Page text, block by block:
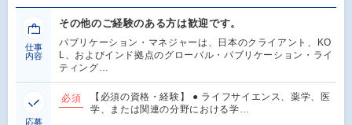
仕事
内容
その他のご経験のある方は歓迎です。
パブリケーション・マネジャーは、日本のクライアント、KO
L、およびインド拠点のグローバル・パブリケーション・ライ
ティング…
応募
必須
【必須の資格・経験】 ● ライフサイエンス、薬学、医
学、または関連の分野における学…